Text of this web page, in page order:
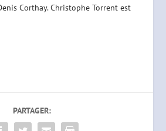
Corthay. Christophe Torrent est
PARTAGER: